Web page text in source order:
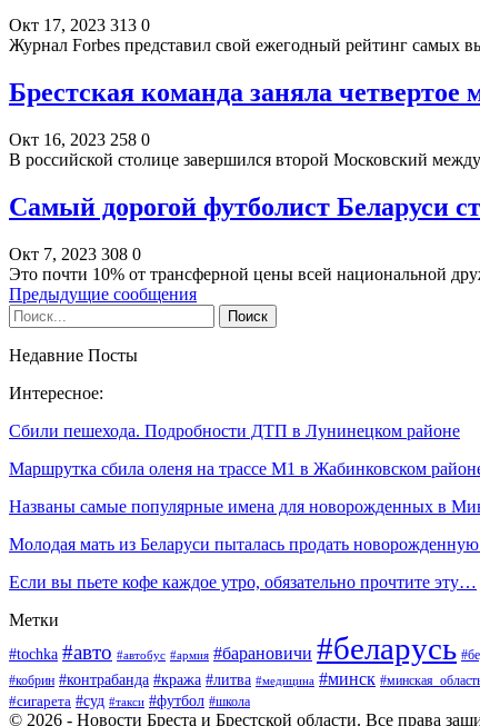
Окт 17, 2023 313 0
Журнал Forbes представил свой ежегодный рейтинг
Брестская команда заняла
Окт 16, 2023 258 0
В российской столице завершился второй Московский
Самый дорогой футболист Беларуси
Окт 7, 2023 308 0
Это почти 10% от трансферной цены всей национальной
Предыдущие сообщения
Недавние Посты
Интересное:
Сбили пешехода. Подробности ДТП в Лунинецком районе
Маршрутка сбила оленя на трассе М1 в Жабинковском
Названы самые популярные имена для новорожденных в
Молодая мать из Беларуси пыталась продать
Если вы пьете кофе каждое утро, обязательно прочтите эту…
Метки
#tochka #авто #автобус #армия #барановичи #беларусь
#кобрин #контрабанда #кража #литва #медицина #минск
#сигарета #суд #такси #футбол #школа
© 2026 - Новости Бреста и Брестской области. Все права